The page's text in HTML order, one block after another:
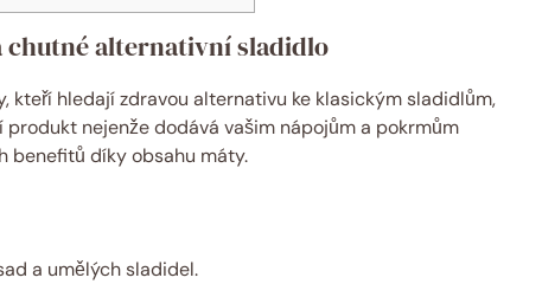
chutné alternativní sladidlo
kteří hledají zdravou alternativu ke klasickým sladidlům,
nejenže dodává vašim nápojům a pokrmům
benefitů díky obsahu máty.
a umělých sladidel.